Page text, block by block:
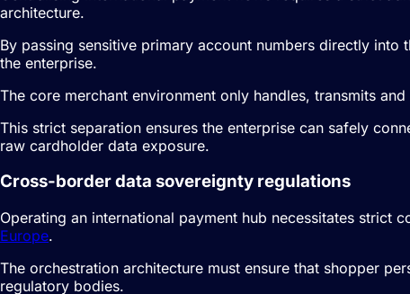
architecture.
By passing sensitive primary account numbers directly
the enterprise.
The core merchant environment only handles, transmits
This strict separation ensures the enterprise can safely
raw cardholder data exposure.
Cross-border data sovereignty regulations
Operating an international payment hub necessitates strict
Europe.
The orchestration architecture must ensure that shopper
regulatory bodies.